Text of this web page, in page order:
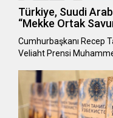
Türkiye, Suudi
“Mekke Ortak
Cumhurbaşkanı Recep
Veliaht Prensi